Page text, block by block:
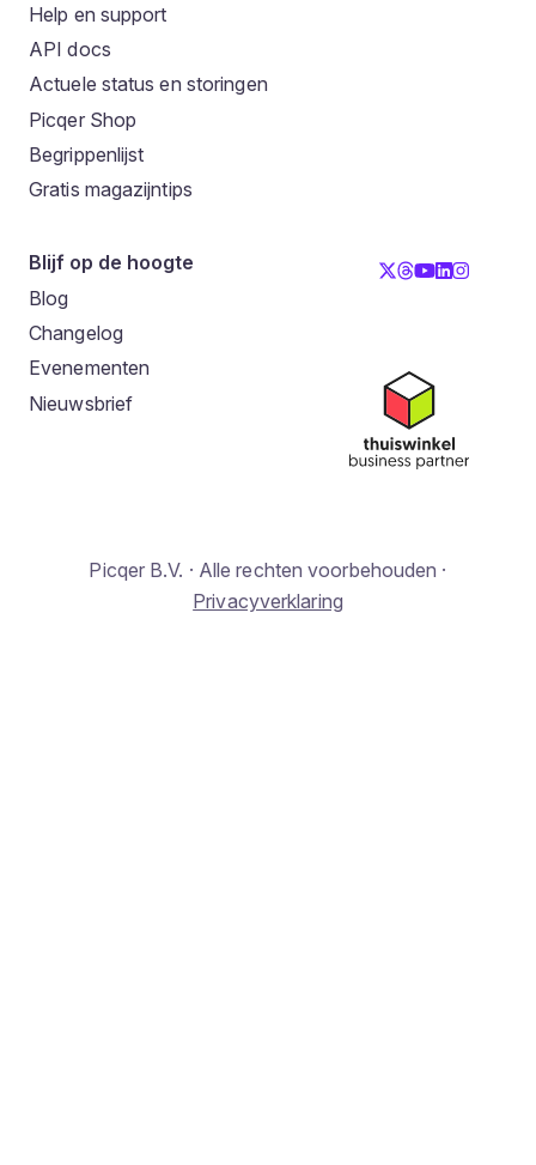
Help en support
API docs
Actuele status en storingen
Picqer Shop
Begrippenlijst
Gratis magazijntips
Blijf op de hoogte
Blog
Changelog
Evenementen
Nieuwsbrief
Picqer B.V. · Alle rechten voorbehouden ·
Privacyverklaring